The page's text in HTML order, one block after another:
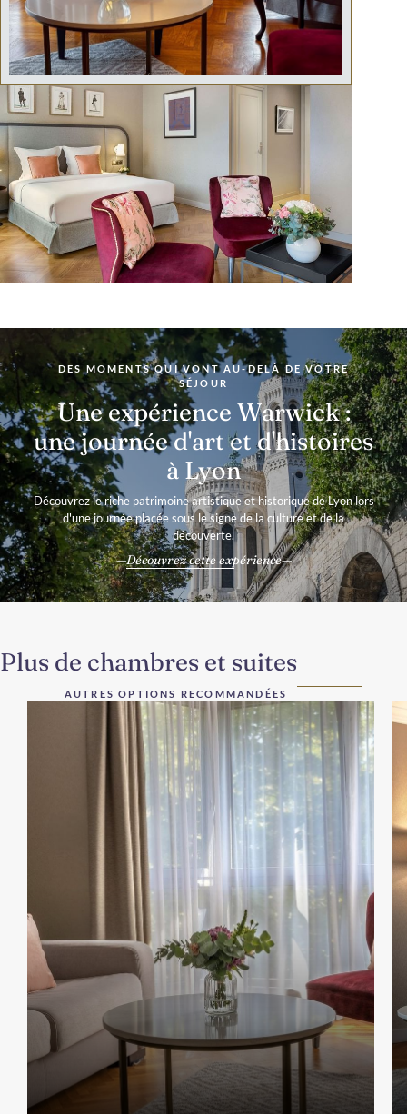
DES MOMENTS QUI VONT AU-DELÀ DE VOTRE
SÉJOUR
Une expérience Warwick :
une journée d'art et d'histoires
à Lyon
Découvrez le riche patrimoine artistique et historique de Lyon lors
d'une journée placée sous le signe de la culture et de la
découverte.
Découvrez cette expérience
Plus de chambres et suites
AUTRES OPTIONS RECOMMANDÉES